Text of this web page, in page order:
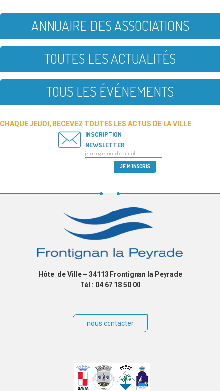
ANNUAIRE DES ASSOCIATIONS
TOUTES LES ACTUALITÉS
TOUS LES ÉVÉNEMENTS
CHAQUE JEUDI, RECEVEZ TOUTES LES ACTUS DE LA VILLE
INSCRIPTION
NEWSLETTER
Hôtel de Ville – 34113 Frontignan la Peyrade
Tél : 04 67 18 50 00
nous contacter